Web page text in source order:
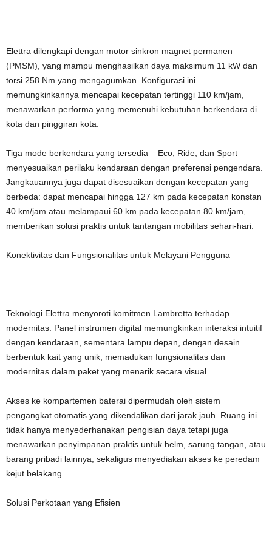
Elettra dilengkapi dengan motor sinkron magnet permanen
(PMSM), yang mampu menghasilkan daya maksimum 11 kW dan
torsi 258 Nm yang mengagumkan. Konfigurasi ini
memungkinkannya mencapai kecepatan tertinggi 110 km/jam,
menawarkan performa yang memenuhi kebutuhan berkendara di
kota dan pinggiran kota.
Tiga mode berkendara yang tersedia – Eco, Ride, dan Sport –
menyesuaikan perilaku kendaraan dengan preferensi pengendara.
Jangkauannya juga dapat disesuaikan dengan kecepatan yang
berbeda: dapat mencapai hingga 127 km pada kecepatan konstan
40 km/jam atau melampaui 60 km pada kecepatan 80 km/jam,
memberikan solusi praktis untuk tantangan mobilitas sehari-hari.
Konektivitas dan Fungsionalitas untuk Melayani Pengguna
Teknologi Elettra menyoroti komitmen Lambretta terhadap
modernitas. Panel instrumen digital memungkinkan interaksi intuitif
dengan kendaraan, sementara lampu depan, dengan desain
berbentuk kait yang unik, memadukan fungsionalitas dan
modernitas dalam paket yang menarik secara visual.
Akses ke kompartemen baterai dipermudah oleh sistem
pengangkat otomatis yang dikendalikan dari jarak jauh. Ruang ini
tidak hanya menyederhanakan pengisian daya tetapi juga
menawarkan penyimpanan praktis untuk helm, sarung tangan, atau
barang pribadi lainnya, sekaligus menyediakan akses ke peredam
kejut belakang.
Solusi Perkotaan yang Efisien